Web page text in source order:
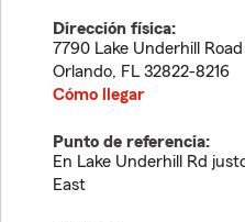
Dirección física:
7790 Lake Underhill
Orlando, FL 32822-8216
Cómo llegar
Punto de referencia:
En Lake Underhill Rd
East